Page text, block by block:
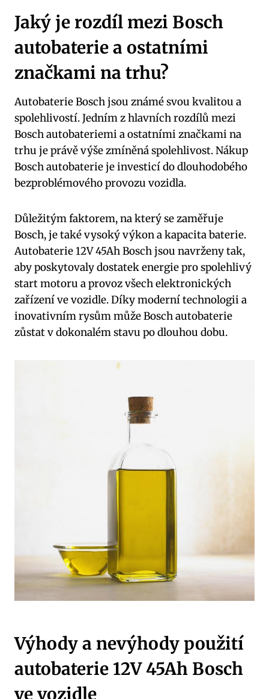
Jaký je rozdíl mezi Bosch
autobaterie a ostatními
značkami na trhu?
Autobaterie Bosch jsou známé svou kvalitou a
spolehlivostí. Jedním z hlavních rozdílů mezi
Bosch autobateriemi a ostatními značkami na
trhu je právě výše zmíněná spolehlivost. Nákup
Bosch autobaterie je investicí do dlouhodobého
bezproblémového provozu vozidla.
Důležitým faktorem, na který se zaměřuje
Bosch, je také vysoký výkon a kapacita baterie.
Autobaterie 12V 45Ah Bosch jsou navrženy tak,
aby poskytovaly dostatek energie pro spolehlivý
start motoru a provoz všech elektronických
zařízení ve vozidle. Díky moderní technologii a
inovativním rysům může Bosch autobaterie
zůstat v dokonalém stavu po dlouhou dobu.
Výhody a nevýhody použití
autobaterie 12V 45Ah Bosch
ve vozidle